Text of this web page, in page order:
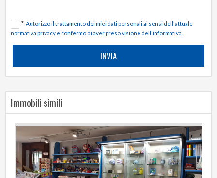
*Autorizzo il trattamento dei miei dati personali ai sensi dell'attuale
normativa privacy e confermo di aver preso visione dell'informativa.
Immobili simili